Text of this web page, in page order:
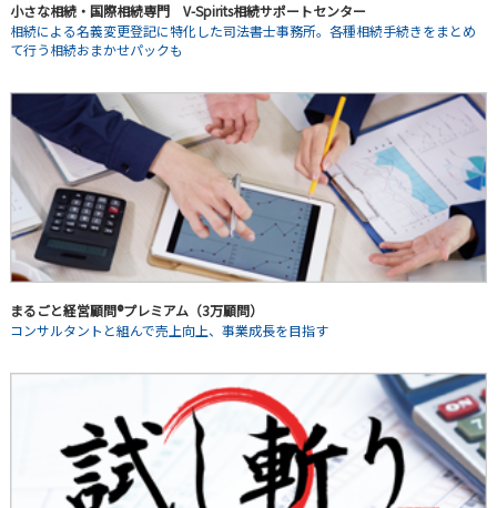
小さな相続・国際相続専門 V-Spirits相続サポートセンター
相続による名義変更登記に特化した司法書士事務所。各種相続手続きをまとめ
て行う相続おまかせパックも
まるごと経営顧問®プレミアム（3万顧問）
コンサルタントと組んで売上向上、事業成長を目指す